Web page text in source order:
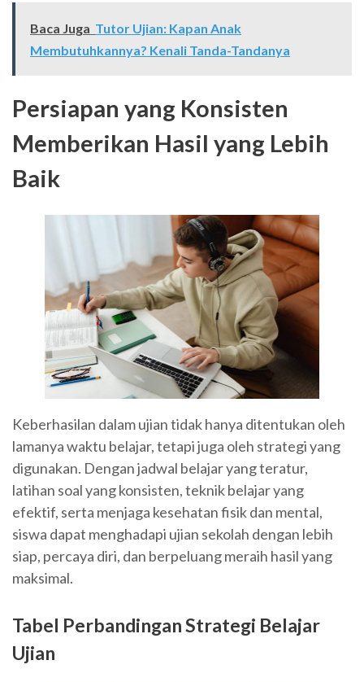
Baca Juga Tutor Ujian: Kapan Anak
Membutuhkannya? Kenali Tanda-Tandanya
Persiapan yang Konsisten
Memberikan Hasil yang Lebih
Baik
Keberhasilan dalam ujian tidak hanya ditentukan oleh
lamanya waktu belajar, tetapi juga oleh strategi yang
digunakan. Dengan jadwal belajar yang teratur,
latihan soal yang konsisten, teknik belajar yang
efektif, serta menjaga kesehatan fisik dan mental,
siswa dapat menghadapi ujian sekolah dengan lebih
siap, percaya diri, dan berpeluang meraih hasil yang
maksimal.
Tabel Perbandingan Strategi Belajar
Ujian